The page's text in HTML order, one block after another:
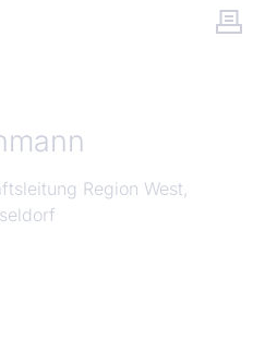
Region West,